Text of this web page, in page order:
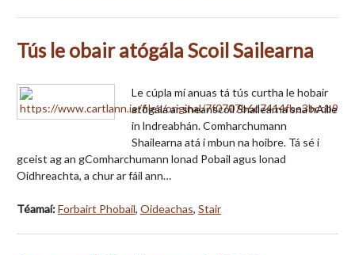
Tús le obair atógála Scoil Sailearna
Le cúpla mí anuas tá tús curtha le hobair
atógála ar sheanscoil Shailearna sna hAille
in lndreabhán. Comharchumann
Shailearna atá i mbun na hoibre. Tá sé i
gceist ag an gComharchumann lonad Pobail agus lonad
Oidhreachta, a chur ar fáil ann…
Téamaí:Forbairt Phobail, Oideachas, Stair